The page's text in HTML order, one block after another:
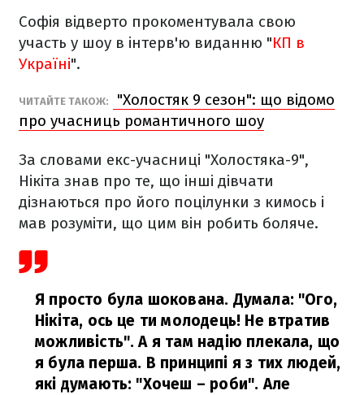
Софія відверто прокоментувала свою
участь у шоу в інтерв'ю виданню "КП в
Україні".
ЧИТАЙТЕ ТАКОЖ:
"Холостяк 9 сезон": що відомо
про учасниць романтичного шоу
За словами екс-учасниці "Холостяка-9",
Нікіта знав про те, що інші дівчати
дізнаються про його поцілунки з кимось і
мав розуміти, що цим він робить боляче.
Я просто була шокована. Думала: "Ого,
Нікіта, ось це ти молодець! Не втратив
можливість". А я там надію плекала, що
я була перша. В принципі я з тих людей,
які думають: "Хочеш – роби". Але